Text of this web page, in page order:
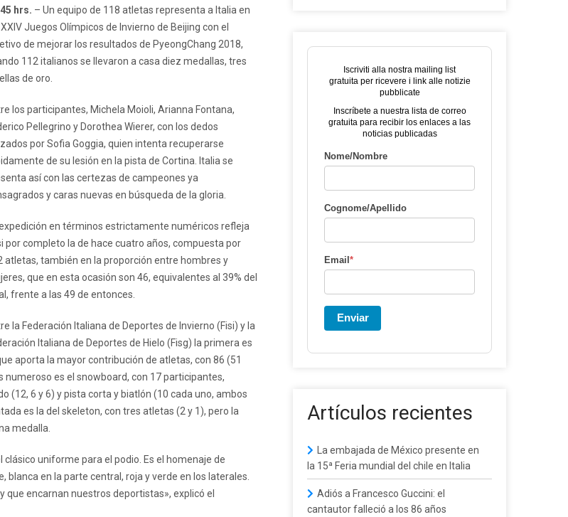
hrs. – Un equipo de 118 atletas representa a Italia en
XXIV Juegos Olímpicos de Invierno de Beijing con el
de mejorar los resultados de PyeongChang 2018,
112 italianos se llevaron a casa diez medallas, tres
de oro.
los participantes, Michela Moioli, Arianna Fontana,
Pellegrino y Dorothea Wierer, con los dedos
por Sofia Goggia, quien intenta recuperarse
de su lesión en la pista de Cortina. Italia se
así con las certezas de campeones ya
y caras nuevas en búsqueda de la gloria.
expedición en términos estrictamente numéricos refleja
por completo la de hace cuatro años, compuesta por
atletas, también en la proporción entre hombres y
que en esta ocasión son 46, equivalentes al 39% del
frente a las 49 de entonces.
la Federación Italiana de Deportes de Invierno (Fisi) y la
Italiana de Deportes de Hielo (Fisg) la primera es
aporta la mayor contribución de atletas, con 86 (51
es el snowboard, con 17 participantes,
(12, 6 y 6) y pista corta y biatlón (10 cada uno, ambos
es la del skeleton, con tres atletas (2 y 1), pero la
medalla.
uniforme para el podio. Es el homenaje de
en la parte central, roja y verde en los laterales.
que encarnan nuestros deportistas», explicó el
Iscriviti alla nostra mailing list
gratuita per ricevere i link alle notizie
pubblicate
Inscríbete a nuestra lista de correo
gratuita para recibir los enlaces a las
noticias publicadas
Nome/Nombre
Cognome/Apellido
Email *
Enviar
Artículos recientes
La embajada de México presente en
la 15ª Feria mundial del chile en Italia
Adiós a Francesco Guccini: el
cantautor falleció a los 86 años